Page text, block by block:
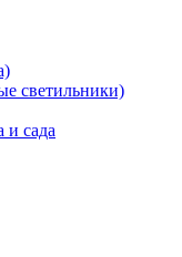
светильники)
и сада